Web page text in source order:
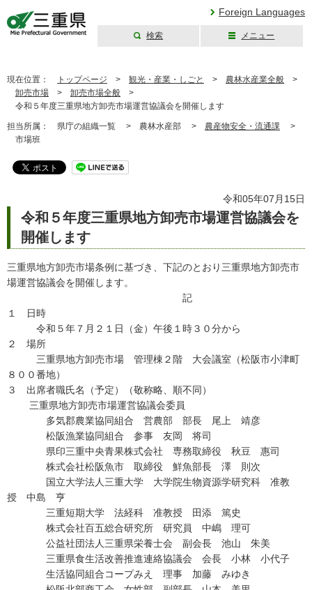
Foreign Languages
検索 メニュー
現在位置： トップページ > 観光・産業・しごと > 農林水産業全般 >
卸売市場 > 卸売市場全般 >
令和５年度三重県地方卸売市場運営協議会を開催します
担当所属： 県庁の組織一覧 > 農林水産部 > 農産物安全・流通課 >
市場班
令和05年07月15日
令和５年度三重県地方卸売市場運営協議会を
開催します
三重県地方卸売市場条例に基づき、下記のとおり三重県地方卸売市
場運営協議会を開催します。
記
１ 日時
令和５年７月２１日（金）午後１時３０分から
２ 場所
三重県地方卸売市場 管理棟２階 大会議室（松阪市小津町
８００番地）
３ 出席者職氏名（予定）（敬称略、順不同）
三重県地方卸売市場運営協議会委員
多気郡農業協同組合 営農部 部長 尾上 靖彦
松阪漁業協同組合 参事 友岡 将司
県印三重中央青果株式会社 専務取締役 秋豆 惠司
株式会社松阪魚市 取締役 鮮魚部長 澤 則次
国立大学法人三重大学 大学院生物資源学研究科 准教
授 中島 亨
三重短期大学 法経科 准教授 田添 篤史
株式会社百五総合研究所 研究員 中嶋 理可
公益社団法人三重県栄養士会 副会長 池山 朱美
三重県食生活改善推進連絡協議会 会長 小林 小代子
生活協同組合コープみえ 理事 加藤 みゆき